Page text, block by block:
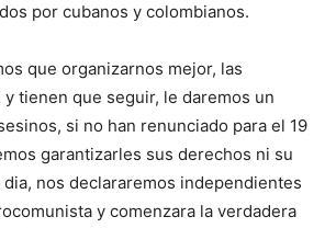
por cubanos y colombianos.
que organizarnos mejor, las
tienen que seguir, le daremos un
si no han renunciado para el 19
garantizarles sus derechos ni su
dia, nos declararemos independientes
y comenzara la verdadera